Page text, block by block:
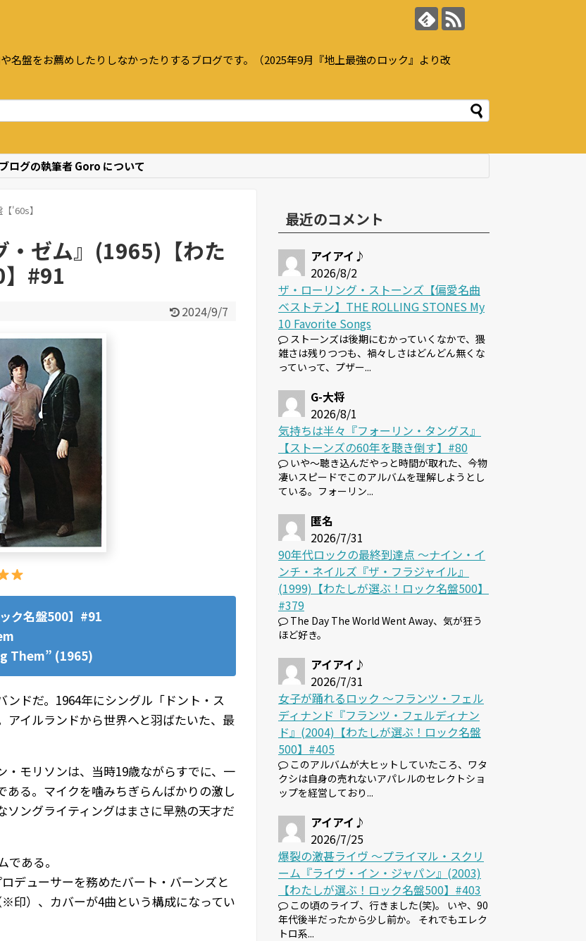
名盤をお薦めしたりしなかったりするブログです。（2025年9月『地上最強のロック』より改
ログの執筆者 Goro について
'60s】
・ゼム』(1965)【わた
】#91
2024/9/7
ク名盤500】#91
Them” (1965)
ドだ。1964年にシングル「ドント・ス
イルランドから世界へと羽ばたいた、最
モリソンは、当時19歳ながらすでに、一
る。マイクを噛みちぎらんばかりの激し
ングライティングはまさに早熟の天才だ
ある。
デューサーを務めたバート・バーンズと
印）、カバーが4曲という構成になってい
最近のコメント
アイアイ♪
2026/8/2
ザ・ローリング・ストーンズ【偏愛名曲
ベストテン】THE ROLLING STONES My
10 Favorite Songs
ストーンズは後期にむかっていくなかで、猥
雑さは残りつつも、禍々しさはどんどん無くな
っていって、プザー...
G-大将
2026/8/1
気持ちは半々『フォーリン・タングス』
【ストーンズの60年を聴き倒す】#80
いや～聴き込んだやっと時間が取れた、今物
凄いスピードでこのアルバムを理解しようとし
ている。フォーリン...
匿名
2026/7/31
90年代ロックの最終到達点 〜ナイン・イ
ンチ・ネイルズ『ザ・フラジャイル』
(1999)【わたしが選ぶ！ロック名盤500】
#379
The Day The World Went Away、気が狂う
ほど好き。
アイアイ♪
2026/7/31
女子が踊れるロック 〜フランツ・フェル
ディナンド『フランツ・フェルディナン
ド』(2004)【わたしが選ぶ！ロック名盤
500】#405
このアルバムが大ヒットしていたころ、ワタ
クシは自身の売れないアパレルのセレクトショ
ップを経営しており...
アイアイ♪
2026/7/25
爆裂の激甚ライヴ 〜プライマル・スクリ
ーム『ライヴ・イン・ジャパン』(2003)
【わたしが選ぶ！ロック名盤500】#403
この頃のライブ、行きました(笑)。 いや、90
年代後半だったから少し前か。 それでもエレク
トロ系...